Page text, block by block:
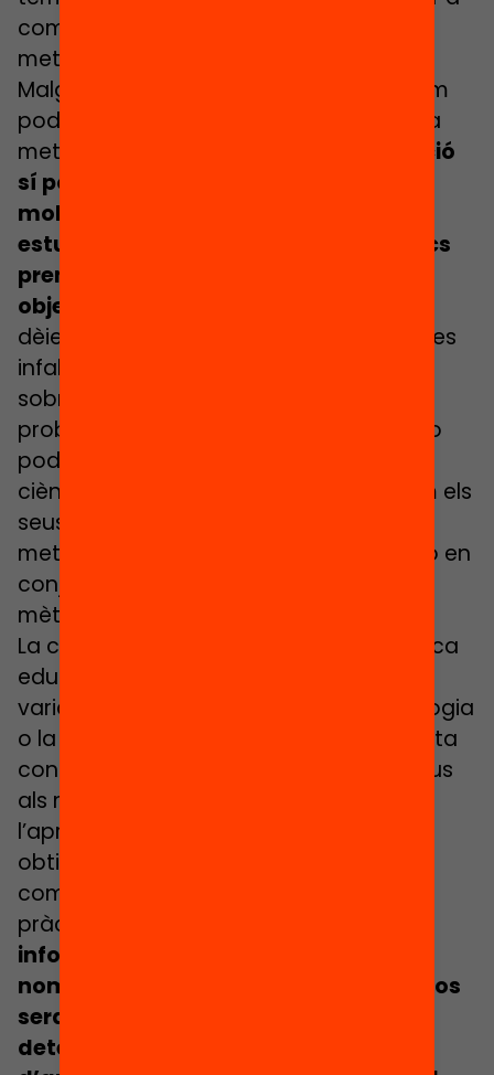
com hem d’entendre les previsions dels
meteoròlegs, salvant les distàncies.
Malgrat totes les seves limitacions, i com
podem apreciar a partir del símil amb la
meteorologia,
les ciències de l’educació
sí poden contribuir a l’hora de guiar
moltes de les decisions que docents,
estudiants, famílies, directius i polítics
prenen quan tracten d’assolir els
objectius educatius establerts.
dèiem, en cap cas podran oferir receptes
infal·libles, però sí ens podran orientar
sobre quines decisions tindran major
probabilitat de reeixir. Això vol dir que no
podrem apreciar la contribució de la
ciència a l’educació a no ser que mirem els
seus efectes a nivell de conjunt. La
meteorologia no sempre l’encerta, però en
conjunt ho fa molt més que cap altre
mètode de predicció del temps.
La ciència que pot contribuir a la pràctica
educativa prové de disciplines tan
variades com la neurociència, la psicologia
o la sociologia, entre d’altres, i ens aporta
coneixements tan bàsics com els relatius
als mecanismes cerebrals de
l’aprenentatge, així com evidències
obtingudes directament a les aules,
comparant rigorosament les diverses
pràctiques que s’hi porten a terme.
informació que ens proporciona no
només ens orienta sobre quins esforços
seran els més eficaços en la nostra
determinació per assolir els objectius